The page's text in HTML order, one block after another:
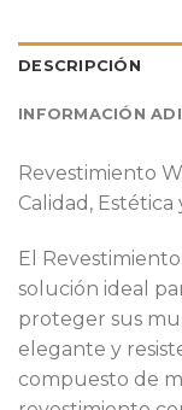
DESCRIPCIÓN
INFORMACIÓN
Revestimiento
Calidad,
El
solución ideal
proteger sus
elegante y
compuesto de